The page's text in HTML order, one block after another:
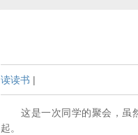
读读书 |
这是一次同学的聚会，虽然
起。